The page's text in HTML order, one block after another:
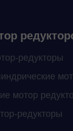
редукторы
мотор
редукторы